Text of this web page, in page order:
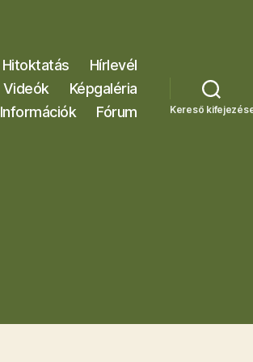
Hitoktatás
Hírlevél
Videók
Képgaléria
Információk Fórum Kereső